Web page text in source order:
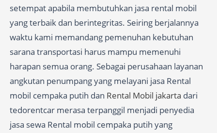
setempat apabila membutuhkan jasa rental mobil
yang terbaik dan berintegritas. Seiring berjalannya
waktu kami memandang pemenuhan kebutuhan
sarana transportasi harus mampu memenuhi
harapan semua orang. Sebagai perusahaan layanan
angkutan penumpang yang melayani jasa Rental
mobil cempaka putih dan Rental Mobil jakarta dari
tedorentcar merasa terpanggil menjadi penyedia
jasa sewa Rental mobil cempaka putih yang